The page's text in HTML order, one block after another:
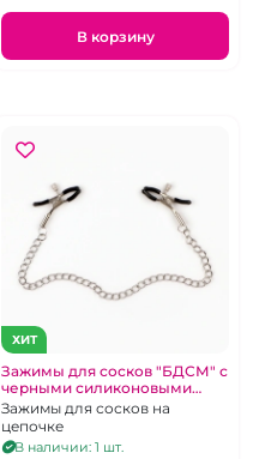
В корзину
ХИТ
Зажимы для сосков "БДСМ" с
черными силиконовыми
наконечниками
Зажимы для сосков на
цепочке
В наличии: 1 шт.